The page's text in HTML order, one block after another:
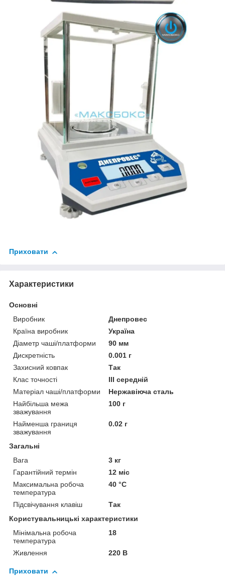
Приховати
Характеристики
Основні
Виробник
Днепровес
Країна виробник
Україна
Діаметр чаші/платформи
90 мм
Дискретність
0.001 г
Захисний ковпак
Так
Клас точності
ІІІ середній
Матеріал чаші/платформи
Нержавіюча сталь
Найбільша межа
зважування
100 г
Найменша границя
зважування
0.02 г
Загальні
Вага
3 кг
Гарантійний термін
12 міс
Максимальна робоча
температура
40 °С
Підсвічування клавіш
Так
Користувальницькі характеристики
Мінімальна робоча
температура
18
Живлення 220 В
Приховати